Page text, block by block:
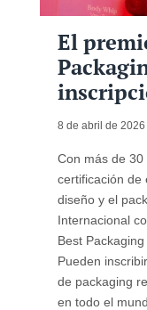
El
8 de abril de 2026
Con más de
certificación de
diseño y el
Internacional
Best
Pueden
de packaging
en todo el